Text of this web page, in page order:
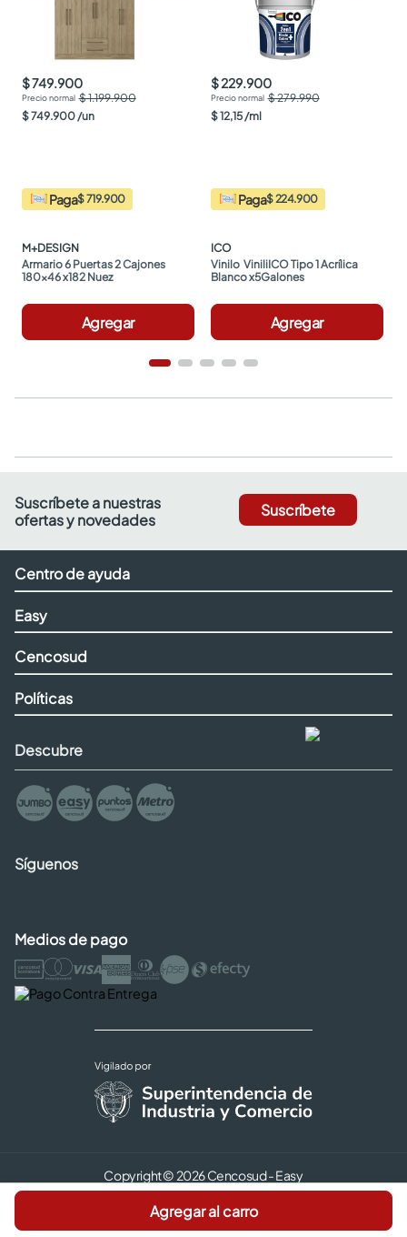
Agregar al carro
$ 749.900
$ 1.199.900
$749.900/un
Paga$ 719.900
M+DESIGN
Armario 6 Puertas 2 Cajones
180x46 x182 Nuez
Agregar
$ 229.900
$ 279.990
$12,15/ml
Paga$ 224.900
ICO
Vinilo  ViniliICO Tipo 1 Acrílica
Blanco x5Galones
Agregar
Suscríbete a nuestras
ofertas y novedades
Suscríbete
Centro de ayuda
Easy
Cencosud
Políticas
Descubre
Síguenos
Medios de pago
Copyright © 2026 Cencosud - Easy
Términos y Condiciones |
Seguridad y Privacidad |
Código de ética